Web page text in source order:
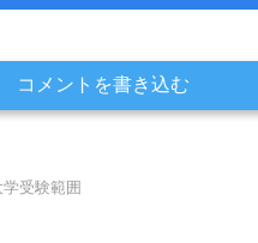
コメントを書き込む
学受験範囲